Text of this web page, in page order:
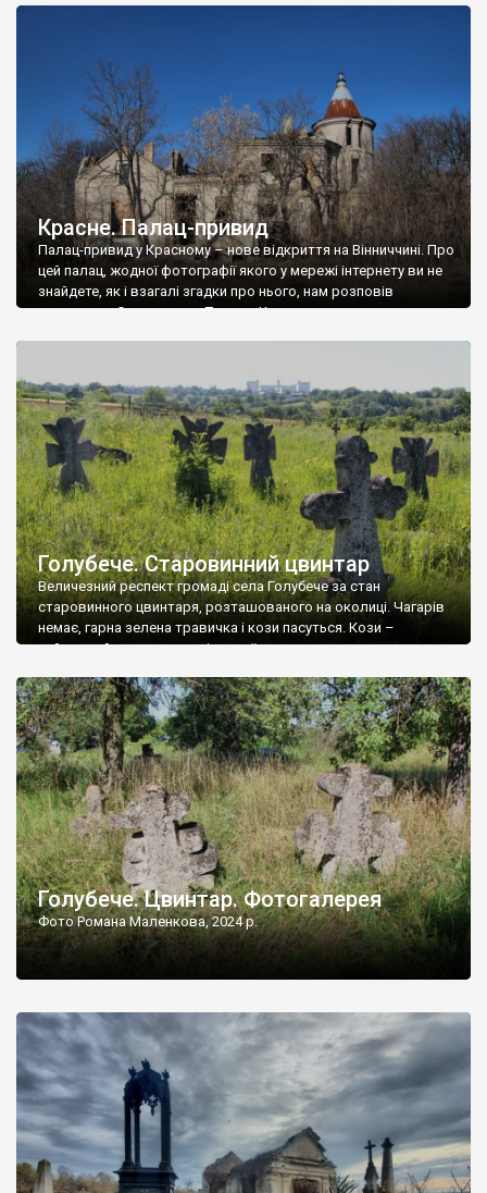
Красне. Палац-привид
Палац-привид у Красному – нове відкриття на Вінниччині. Про
цей палац, жодної фотографії якого у мережі інтернету ви не
знайдете, як і взагалі згадки про нього, нам розповів
мешканець Самгородка. Палац у Красному вразив не лише
Голубече. Старовинний цвинтар
Величезний респект громаді села Голубече за стан
старовинного цвинтаря, розташованого на околиці. Чагарів
немає, гарна зелена травичка і кози пасуться. Кози –
найкращий регулятор шкідливої, для старих кладовищ,
бруньками, кози ті бруньки обгризають, бо то улюблений
делікатес. На цвинтарі у Голубечому ціла колекція
різноманітних форм хрестів. Село відносно невелике, […]
Голубече. Цвинтар. Фотогалерея
Фото Романа Маленкова, 2024 р.